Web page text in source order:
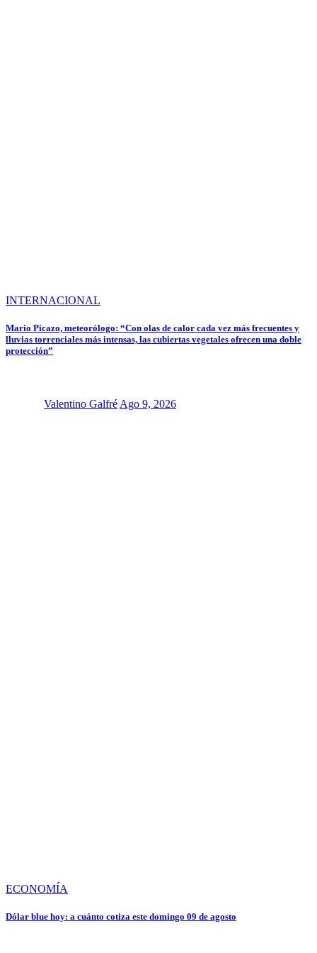
INTERNACIONAL
Mario Picazo, meteorólogo: “Con olas de calor cada vez más frecuentes y
lluvias torrenciales más intensas, las cubiertas vegetales ofrecen una doble
protección”
Valentino Galfré Ago 9, 2026
ECONOMÍA
Dólar blue hoy: a cuánto cotiza este domingo 09 de agosto